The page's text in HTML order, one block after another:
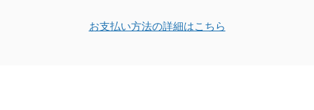
お支払い方法の詳細はこちら